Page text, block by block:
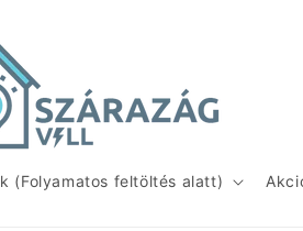
(Folyamatos feltöltés alatt)